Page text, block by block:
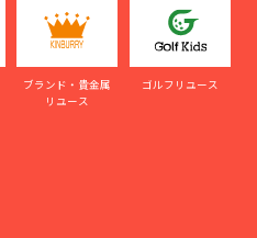
ブランド・貴金属
リユース
ゴルフリユース